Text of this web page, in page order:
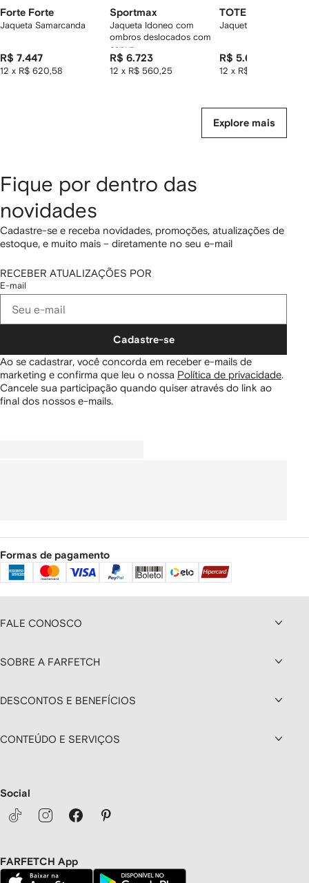
Forte Forte
Jaqueta Samarcanda
R$ 7.447
12 x R$ 620,58
Sportmax
Jaqueta Idoneo com
ombros deslocados com
capuz
R$ 6.723
12 x R$ 560,25
TOTEME
Jaqueta com capuz
R$ 5.667
12 x R$ 472,25
Explore mais
Fique por dentro das
novidades
Cadastre-se e receba novidades, promoções, atualizações de
estoque, e muito mais – diretamente no seu e-mail
RECEBER ATUALIZAÇÕES POR
E-mail
Cadastre-se
Ao se cadastrar, você concorda em receber e-mails de
marketing e confirma que leu o nossa Política de privacidade.
Cancele sua participação quando quiser através do link ao
final dos nossos e-mails.
Formas de pagamento
FALE CONOSCO
SOBRE A FARFETCH
DESCONTOS E BENEFÍCIOS
CONTEÚDO E SERVIÇOS
Social
FARFETCH App